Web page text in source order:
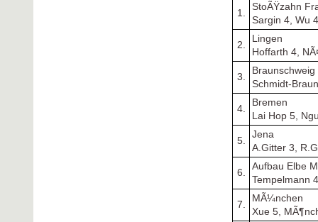
1.
StoÃŸzahn
Sargin 4, Wu
2.
Lingen
Hoffarth 4,
3.
Braunschweig
Schmidt-
4.
Bremen
Lai Hop 5,
5.
Jena
A.Gitter 3,
6.
Aufbau Elbe
Tempelmann
7.
MÃ¼nchen
Xue 5,